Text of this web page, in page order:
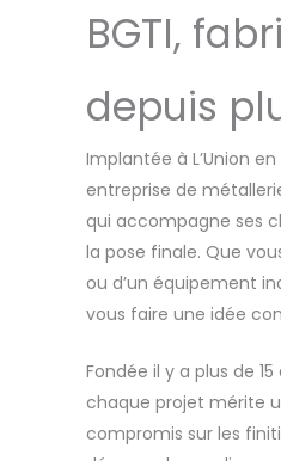
BGTI,
depuis
Implantée à L’Union
entreprise de
qui accompagne ses
la pose finale. Que
ou d’un équipement
vous faire une idée
Fondée il y a plus de
chaque projet mérite
compromis sur les